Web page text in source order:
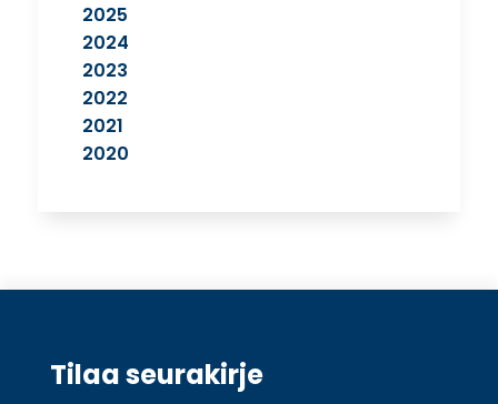
2025
2024
2023
2022
2021
2020
Tilaa seurakirje